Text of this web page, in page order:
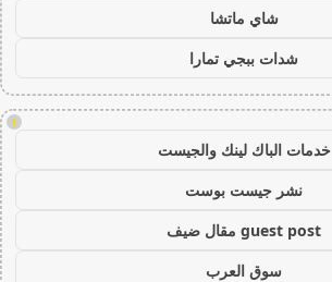
شاي ماتشا
شدات ببجي تمارا
!
خدمات الباك لينك والجيست
نشر جيست بوست
guest post مقال ضيف
سوق العرب